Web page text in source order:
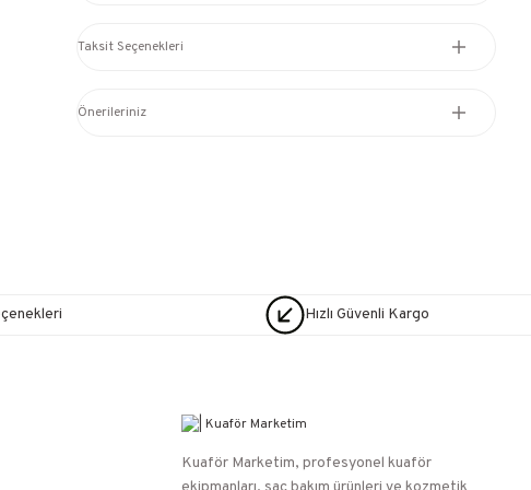
Taksit Seçenekleri
Önerileriniz
Hızlı Güvenli Kargo
Kuaför Marketim, profesyonel kuaför